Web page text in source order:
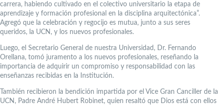
carrera, habiendo cultivado en el colectivo universitario la etapa de
aprendizaje y formación profesional en la disciplina arquitectónica”.
Agregó que la celebración y regocijo es mutua, junto a sus seres
queridos, la UCN, y los nuevos profesionales.
Luego, el Secretario General de nuestra Universidad, Dr. Fernando
Orellana, tomó juramento a los nuevos profesionales, reseñando la
importancia de adquirir un compromiso y responsabilidad con las
enseñanzas recibidas en la Institución.
También recibieron la bendición impartida por el Vice Gran Canciller de la
UCN, Padre André Hubert Robinet, quien resaltó que Dios está con ellos